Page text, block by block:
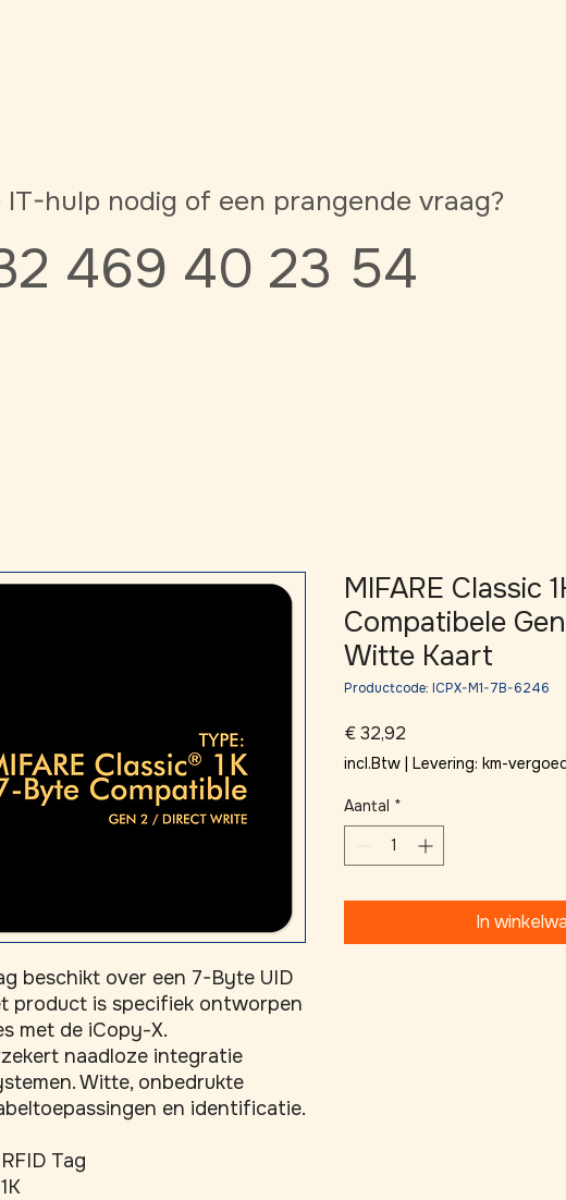
IT-hulp nodig of een prangende vraag?
469 40 23 54
beschikt over een 7-Byte UID
product is specifiek ontworpen
met de iCopy-X.
naadloze integratie
Witte, onbedrukte
en identificatie.
RFID Tag
1K
MIFARE Classic
Compatibele
Witte Kaart
Productcode: ICPX-M1-7B-6246
€ 32,92
incl.Btw | Levering: km-
Aantal *
In